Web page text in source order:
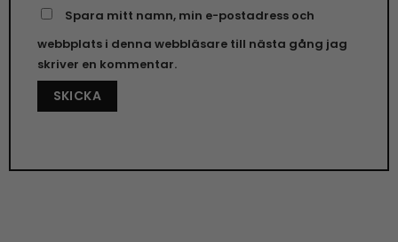
Spara mitt namn, min e-postadress och
webbplats i denna webbläsare till nästa gång jag
skriver en kommentar.